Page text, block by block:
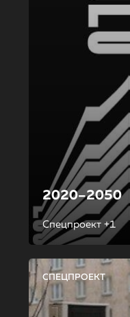
2020–2050
Спецпроект +1
СПЕЦПРОЕКТ